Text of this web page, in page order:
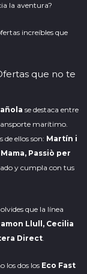
la aventura?
increíbles que
que no te
se destaca entre
marítimo.
de ellos son: Martín i
Passiò per
y cumpla con tus
que la línea
Llull, Cecilia
Direct
los dos los Eco Fast